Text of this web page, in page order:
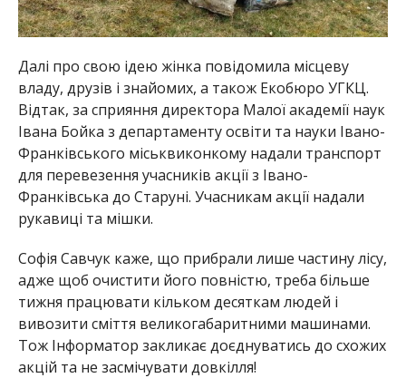
Далі про свою ідею жінка повідомила місцеву
владу, друзів і знайомих, а також Екобюро УГКЦ.
Відтак, за сприяння директора Малої академії наук
Івана Бойка з департаменту освіти та науки Івано-
Франківського міськвиконкому надали транспорт
для перевезення учасників акції з Івано-
Франківська до Старуні. Учасникам акції надали
рукавиці та мішки.
Софія Савчук каже, що прибрали лише частину лісу,
адже щоб очистити його повністю, треба більше
тижня працювати кільком десяткам людей і
вивозити сміття великогабаритними машинами.
Тож Інформатор закликає доєднуватись до схожих
акцій та не засмічувати довкілля!